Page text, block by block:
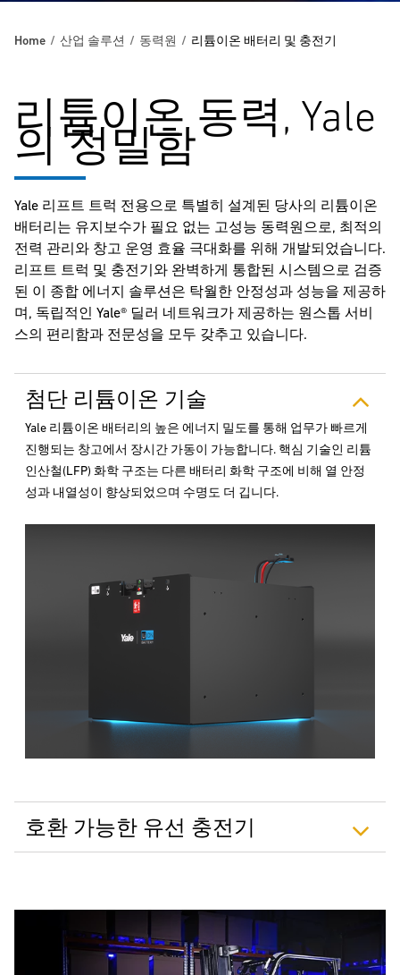
Home 산업 솔루션 동력원 리튬이온 배터리 및 충전기
리튬이온 동력, Yale
의 정밀함
Yale 리프트 트럭 전용으로 특별히 설계된 당사의 리튬이온
배터리는 유지보수가 필요 없는 고성능 동력원으로, 최적의
전력 관리와 창고 운영 효율 극대화를 위해 개발되었습니다.
리프트 트럭 및 충전기와 완벽하게 통합된 시스템으로 검증
된 이 종합 에너지 솔루션은 탁월한 안정성과 성능을 제공하
며, 독립적인 Yale® 딜러 네트워크가 제공하는 원스톱 서비
스의 편리함과 전문성을 모두 갖추고 있습니다.
첨단 리튬이온 기술
Yale 리튬이온 배터리의 높은 에너지 밀도를 통해 업무가 빠르게
진행되는 창고에서 장시간 가동이 가능합니다. 핵심 기술인 리튬
인산철(LFP) 화학 구조는 다른 배터리 화학 구조에 비해 열 안정
성과 내열성이 향상되었으며 수명도 더 깁니다.
호환 가능한 유선 충전기